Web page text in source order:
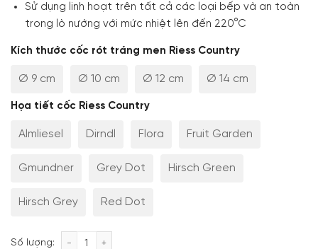
Sử dụng linh hoạt trên tất cả các loại bếp và an toàn
trong lò nướng với mức nhiệt lên đến 220°C
Kích thước cốc rót tráng men Riess Country
Ø 9 cm Ø 10 cm Ø 12 cm Ø 14 cm
Họa tiết cốc Riess Country
Almliesel Dirndl Flora Fruit Garden
Gmundner Grey Dot Hirsch Green
Hirsch Grey Red Dot
Số lượng: Cốc rót tráng men Riess Country số lượng